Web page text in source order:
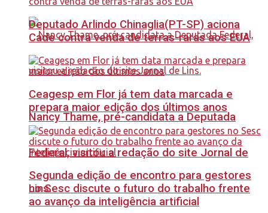
Nancy Thame, pré-candidata a Deputada
Federal, visitou a redação do site Jornal de
Lins.
Deputado Arlindo Chinaglia(PT-SP) aciona
Cade contra venda de terras-raras aos EUA
Ceagesp em Flor já tem data marcada e
prepara maior edição dos últimos anos
Segunda edição de encontro para gestores
no Sesc discute o futuro do trabalho frente
ao avanço da inteligência artificial